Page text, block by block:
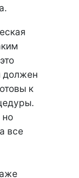
должен
к
но
все